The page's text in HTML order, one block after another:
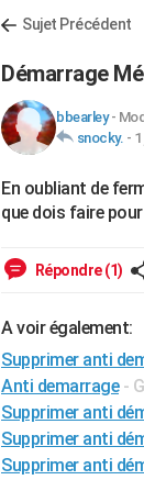
Sujet Précédent
Démarrage
bbearley-
snocky. -
En oubliant de
que dois faire
Répondre (1)
A voir également:
Supprimer anti
Anti demarrage -
Supprimer anti
Supprimer anti
Supprimer anti